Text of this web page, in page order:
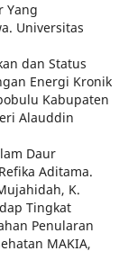
Yang
Universitas
dan Status
Energi Kronik
Kabupaten
Alauddin
Daur
Aditama.
K.
Tingkat
Penularan
MAKIA,